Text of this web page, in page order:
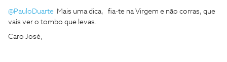
@PauloDuarte Mais uma dica, fia-te na Virgem e não corras, que
vais ver o tombo que levas.
Caro José,